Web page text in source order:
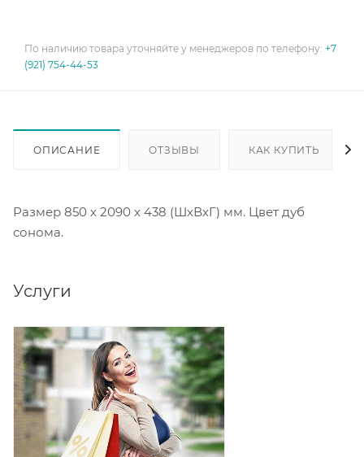
По наличию товара уточняйте у менеджеров по телефону: +7
(921) 754-44-53
ОПИСАНИЕ ОТЗЫВЫ КАК КУПИТЬ
Размер 850 х 2090 х 438 (ШхВхГ) мм. Цвет дуб
сонома.
Услуги